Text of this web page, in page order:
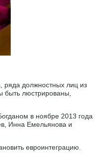
ряда должностных лиц из
быть люстрированы,
в ноябре 2013 года
Инна Емельянова и
евроинтеграцию.